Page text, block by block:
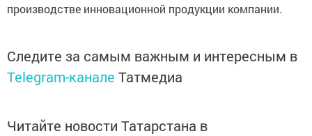
производстве инновационной продукции компании.
Следите за самым важным и интересным в
Telegram-канале Татмедиа
Читайте новости Татарстана в